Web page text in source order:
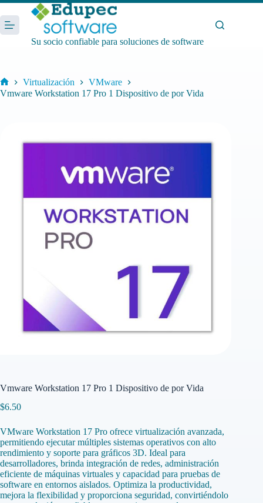
Saltar
al
contenido
Su socio confiable para soluciones de software
Inicio
Virtualización
VMware
Vmware Workstation 17 Pro 1 Dispositivo de por Vida
Vmware Workstation 17 Pro 1 Dispositivo de por Vida
$6.50
VMware Workstation 17 Pro ofrece virtualización avanzada,
permitiendo ejecutar múltiples sistemas operativos con alto
rendimiento y soporte para gráficos 3D. Ideal para
desarrolladores, brinda integración de redes, administración
eficiente de máquinas virtuales y capacidad para pruebas de
software en entornos aislados. Optimiza la productividad,
mejora la flexibilidad y proporciona seguridad, convirtiéndolo